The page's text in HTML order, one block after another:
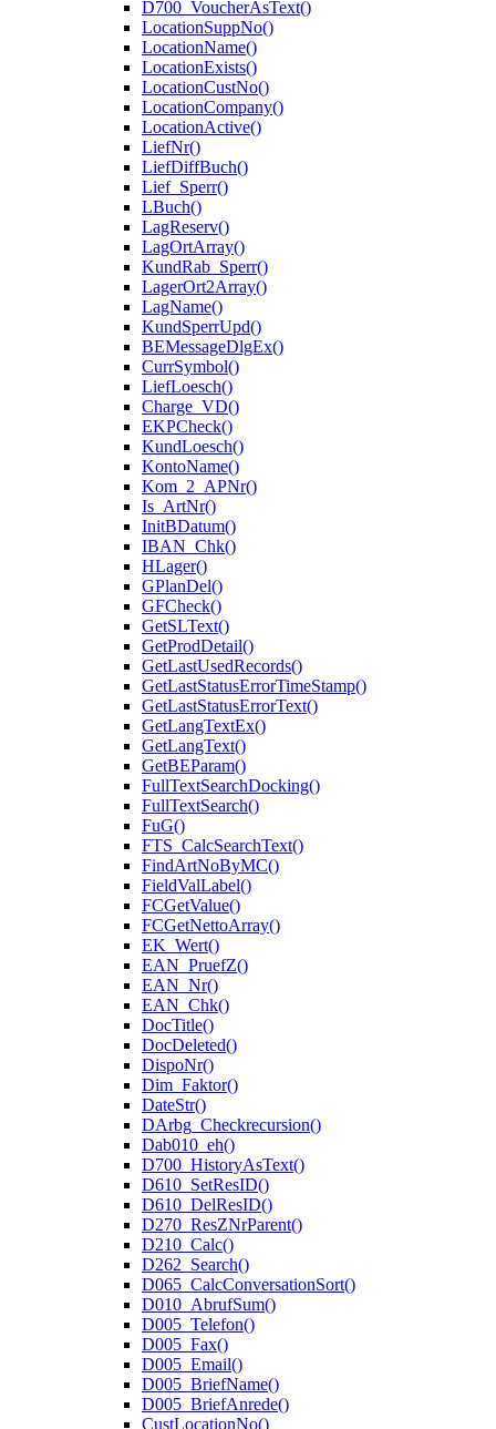
D700_VoucherAsText()
LocationSuppNo()
LocationName()
LocationExists()
LocationCustNo()
LocationCompany()
LocationActive()
LiefNr()
LiefDiffBuch()
Lief_Sperr()
LBuch()
LagReserv()
LagOrtArray()
KundRab_Sperr()
LagerOrt2Array()
LagName()
KundSperrUpd()
BEMessageDlgEx()
CurrSymbol()
LiefLoesch()
Charge_VD()
EKPCheck()
KundLoesch()
KontoName()
Kom_2_APNr()
Is_ArtNr()
InitBDatum()
IBAN_Chk()
HLager()
GPlanDel()
GFCheck()
GetSLText()
GetProdDetail()
GetLastUsedRecords()
GetLastStatusErrorTimeStamp()
GetLastStatusErrorText()
GetLangTextEx()
GetLangText()
GetBEParam()
FullTextSearchDocking()
FullTextSearch()
FuG()
FTS_CalcSearchText()
FindArtNoByMC()
FieldValLabel()
FCGetValue()
FCGetNettoArray()
EK_Wert()
EAN_PruefZ()
EAN_Nr()
EAN_Chk()
DocTitle()
DocDeleted()
DispoNr()
Dim_Faktor()
DateStr()
DArbg_Checkrecursion()
Dab010_eh()
D700_HistoryAsText()
D610_SetResID()
D610_DelResID()
D270_ResZNrParent()
D210_Calc()
D262_Search()
D065_CalcConversationSort()
D010_AbrufSum()
D005_Telefon()
D005_Fax()
D005_Email()
D005_BriefName()
D005_BriefAnrede()
CustLocationNo()